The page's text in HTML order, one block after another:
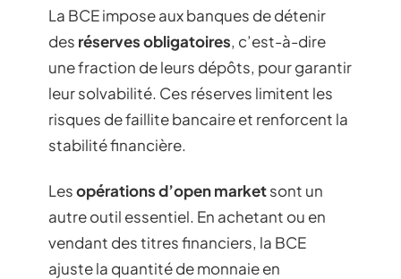
La BCE impose aux banques de détenir
des réserves obligatoires, c’est-à-dire
une fraction de leurs dépôts, pour garantir
leur solvabilité. Ces réserves limitent les
risques de faillite bancaire et renforcent la
stabilité financière.
Lesopérations d’open marketsont un
autre outil essentiel. En achetant ou en
vendant des titres financiers, la BCE
ajuste la quantité de monnaie en